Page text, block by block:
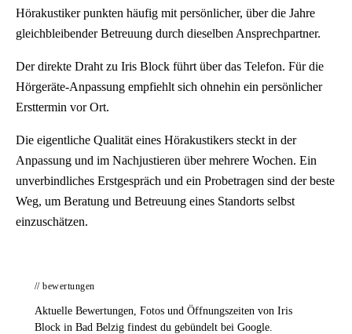
Hörakustiker punkten häufig mit persönlicher, über die Jahre
gleichbleibender Betreuung durch dieselben Ansprechpartner.
Der direkte Draht zu Iris Block führt über das Telefon. Für die
Hörgeräte-Anpassung empfiehlt sich ohnehin ein persönlicher
Ersttermin vor Ort.
Die eigentliche Qualität eines Hörakustikers steckt in der
Anpassung und im Nachjustieren über mehrere Wochen. Ein
unverbindliches Erstgespräch und ein Probetragen sind der beste
Weg, um Beratung und Betreuung eines Standorts selbst
einzuschätzen.
// bewertungen
Aktuelle Bewertungen, Fotos und Öffnungszeiten von Iris
Block in Bad Belzig findest du gebündelt bei Google.